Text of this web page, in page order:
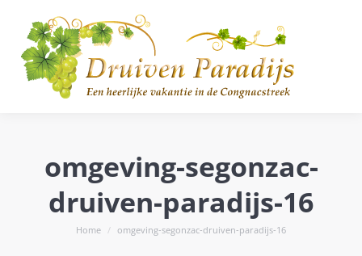
omgeving-segonzac-
druiven-paradijs-16
Je bent hier:
Home omgeving-segonzac-druiven-paradijs-16